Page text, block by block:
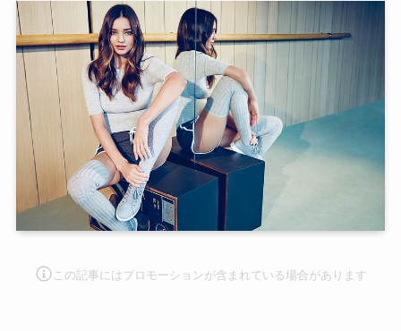
この記事にはプロモーションが含まれて いる場合があります